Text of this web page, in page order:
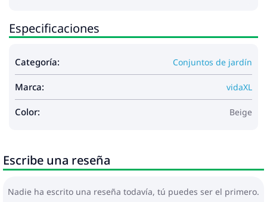
profundo x alto)
Dimensiones del asiento: 55 x 55 cm (ancho x
Altura del asiento desde el suelo: 37 cm
Asiento central:
Color: Beige
Material: Ratán de PE, acero con recubrimiento
Dimensiones: 55 x 62 x 69 cm (ancho x
Altura del asiento desde el suelo: 37 cm
Color: Beige
Especificaciones
Categoría: Conjuntos de jardín
Marca: vidaXL
Color: Beige
Escribe una reseña
Nadie ha escrito una reseña todavía, tú puedes ser el primero.